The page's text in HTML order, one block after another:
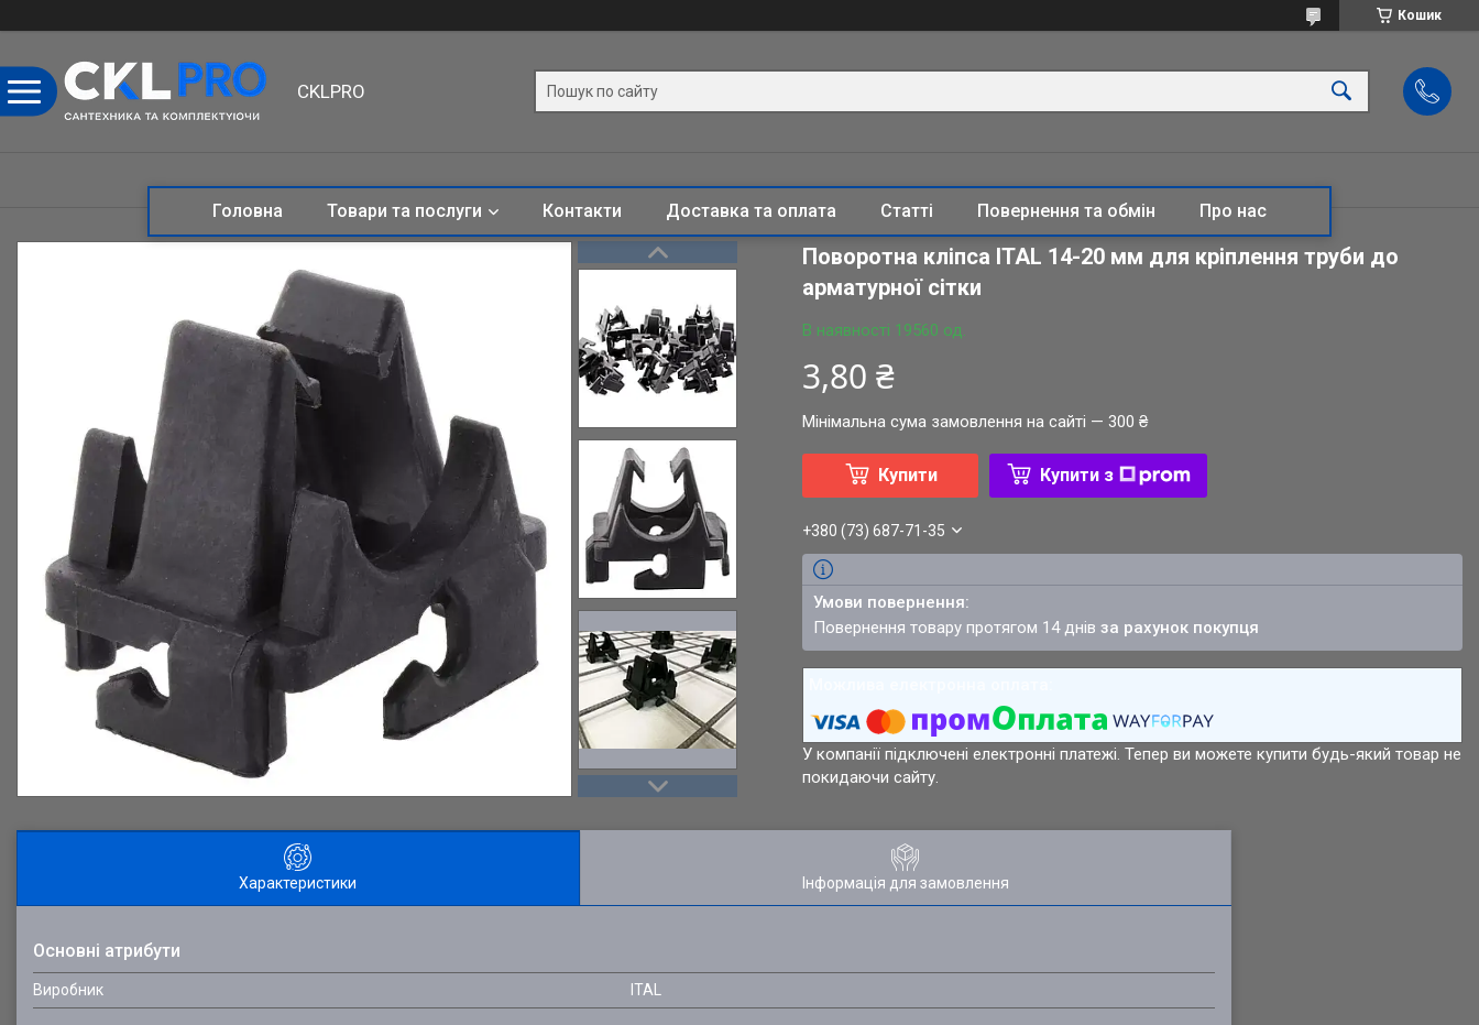
Кошик
CKLPRO
Головна Товари та послуги Контакти Доставка та оплата Статті Повернення та обмін Про нас
Поворотна кліпса ITAL 14-20 мм для кріплення труби до
арматурної сітки
В наявності 19560 од.
3,80 ₴
Мінімальна сума замовлення на сайті — 300 ₴
Купити Купити з
+380 (73) 687-71-35
повернення товару протягом 14 днівза рахунок покупця
У компанії підключені електронні платежі. Тепер ви можете купити будь-який товар не
покидаючи сайту.
Характеристики Інформація для замовлення
Основні атрибути
Виробник ITAL